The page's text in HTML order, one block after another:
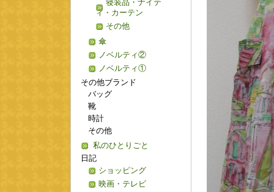
寝装品・ナイテ
ィ・カーテン
その他
傘
ノベルティ②
ノベルティ①
その他ブランド
バッグ
靴
時計
その他
私のひとりごと
日記
ショッピング
映画・テレビ